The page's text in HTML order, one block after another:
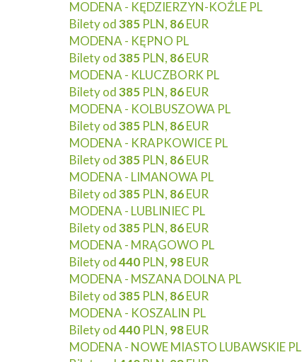
MODENA - KĘDZIERZYN-KOŹLE PL
Bilety od385 PLN, 86EUR
MODENA - KĘPNO PL
Bilety od385 PLN, 86EUR
MODENA - KLUCZBORK PL
Bilety od385 PLN, 86EUR
MODENA - KOLBUSZOWA PL
Bilety od385 PLN, 86EUR
MODENA - KRAPKOWICE PL
Bilety od385 PLN, 86EUR
MODENA - LIMANOWA PL
Bilety od385 PLN, 86EUR
MODENA - LUBLINIEC PL
Bilety od385 PLN, 86EUR
MODENA - MRĄGOWO PL
Bilety od440 PLN, 98EUR
MODENA - MSZANA DOLNA PL
Bilety od385 PLN, 86EUR
MODENA - KOSZALIN PL
Bilety od440 PLN, 98EUR
MODENA - NOWE MIASTO LUBAWSKIE PL